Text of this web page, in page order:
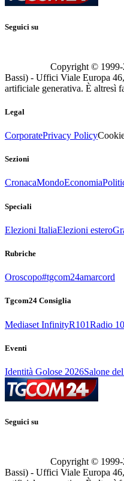
Seguici su
Copyright © 1999-
Bassi) - Uffici Viale Europa
artificiale generativa. È altresì
Legal
CorporatePrivacy Policy
Sezioni
CronacaMondoEconomia
Speciali
Elezioni ItaliaElezioni estero
Rubriche
Oroscopo#tgcom24amarcord
Tgcom24 Consiglia
Mediaset InfinityR101Radio
Eventi
Identità Golose 2026Salone
Seguici su
Copyright © 1999-
Bassi) - Uffici Viale Europa